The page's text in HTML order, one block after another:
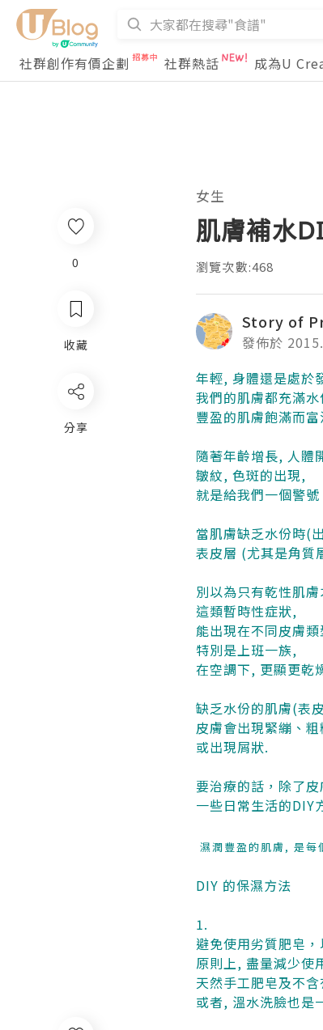
社群創作有價企劃 社群熱話 成為U
女生
肌膚補水
瀏覽次數:468
Story of
發佈於
年輕, 身體還是處於
我們的肌膚都充滿水
豐盈的肌膚飽滿而富
隨著年齡增長, 人體
皺紋, 色斑的出現,
就是給我們一個警號
當肌膚缺乏水份時(
表皮層 (尤其是角質
別以為只有乾性肌
這類暫時性症狀,
能出現在不同皮膚類
特別是上班一族,
在空調下, 更顯更乾
缺乏水份的肌膚(表
皮膚會出現緊繃、粗
或出現屑狀.
要治療的話，除了
一些日常生活的DIY
濕潤豐盈的肌膚, 是每
DIY 的保濕方法
1.
避免使用劣質肥皂
原則上, 盡量減少使
天然手工肥皂及不
或者, 溫水洗臉也是
0
收藏
分享